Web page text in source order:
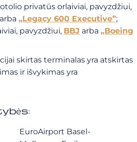
privatūs orlaiviai, pavyzdžiui,
arba „Legacy 600 Executive”;
pavyzdžiui, BBJ arba „Boeing
skirtas terminalas yra atskirtas
ir išvykimas yra
EuroAirport Basel-